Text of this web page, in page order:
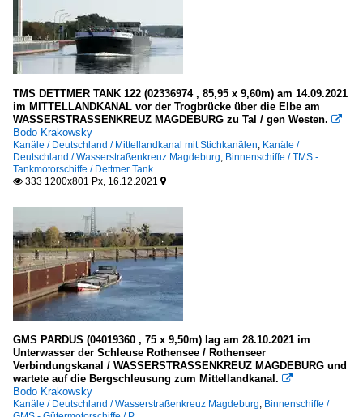
TMS DETTMER TANK 122 (02336974 , 85,95 x 9,60m) am 14.09.2021
im MITTELLANDKANAL vor der Trogbrücke über die Elbe am
WASSERSTRASSENKREUZ MAGDEBURG zu Tal / gen Westen. 
Bodo Krakowsky
Kanäle / Deutschland / Mittellandkanal mit Stichkanälen, Kanäle /
Deutschland / Wasserstraßenkreuz Magdeburg, Binnenschiffe / TMS -
Tankmotorschiffe / Dettmer Tank
 333 1200x801 Px, 16.12.2021 
GMS PARDUS (04019360 , 75 x 9,50m) lag am 28.10.2021 im
Unterwasser der Schleuse Rothensee / Rothenseer
Verbindungskanal / WASSERSTRASSENKREUZ MAGDEBURG und
wartete auf die Bergschleusung zum Mittellandkanal. 
Bodo Krakowsky
Kanäle / Deutschland / Wasserstraßenkreuz Magdeburg, Binnenschiffe /